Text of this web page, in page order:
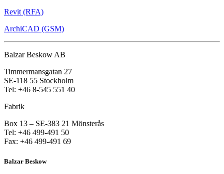
Revit (RFA)
ArchiCAD (GSM)
Balzar Beskow AB
Timmermansgatan 27
SE-118 55 Stockholm
Tel: +46 8-545 551 40
Fabrik
Box 13 – SE-383 21 Mönsterås
Tel: +46 499-491 50
Fax: +46 499-491 69
Balzar Beskow